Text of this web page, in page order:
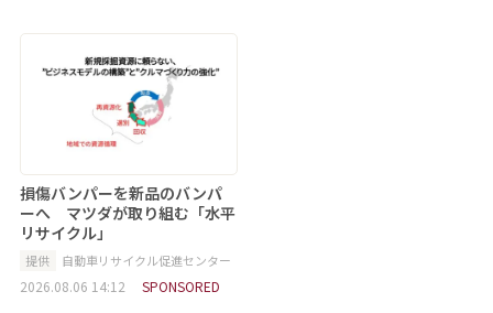
損傷バンパーを新品のバンパ
ーへ マツダが取り組む「水平
リサイクル」
提供 自動車リサイクル促進センター
2026.08.06 14:12 SPONSORED